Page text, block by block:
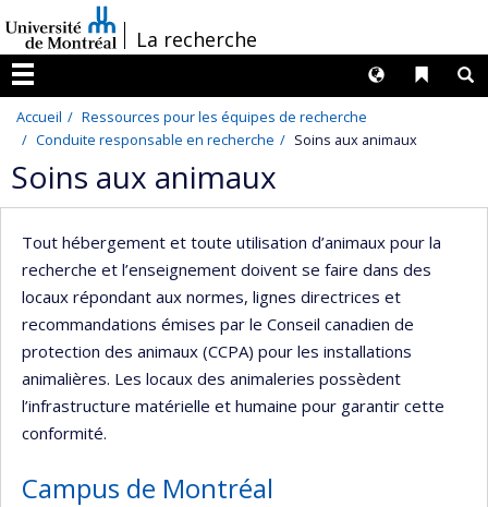
au
contenu
/La recherche
Menu
Liens
Langues
Accueil
Ressources pour les équipes de recherche
Conduite responsable en recherche
Soins aux animaux
Soins aux animaux
Tout hébergement et toute utilisation d’animaux pour la
recherche et l’enseignement doivent se faire dans des
locaux répondant aux normes, lignes directrices et
recommandations émises par le Conseil canadien de
protection des animaux (CCPA) pour les installations
animalières. Les locaux des animaleries possèdent
l’infrastructure matérielle et humaine pour garantir cette
conformité.
Campus de Montréal